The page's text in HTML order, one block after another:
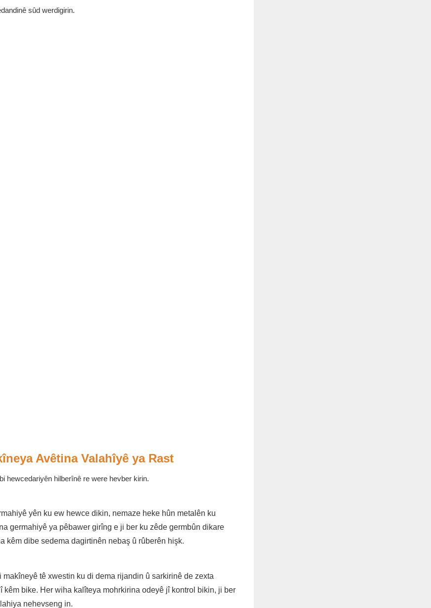
sûd werdigirin.
Avêtina Valahîyê ya Rast
hewcedariyên hilberînê re were hevber kirin.
yên ku ew hewce dikin, nemaze heke hûn metalên ku
germahiyê ya pêbawer girîng e ji ber ku zêde germbûn dikare
kêm dibe sedema dagirtinên nebaş û rûberên hişk.
tê xwestin ku di dema rijandin û sarkirinê de zexta
bike. Her wiha kalîteya mohrkirina odeyê jî kontrol bikin, ji ber
nehevseng in.